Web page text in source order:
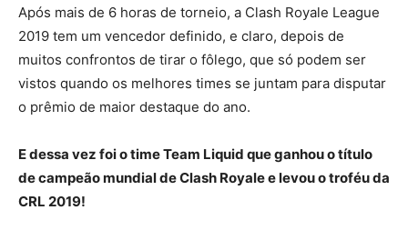
Após mais de 6 horas de torneio, a Clash Royale League
2019 tem um vencedor definido, e claro, depois de
muitos confrontos de tirar o fôlego, que só podem ser
vistos quando os melhores times se juntam para disputar
o prêmio de maior destaque do ano.
E dessa vez foi o time Team Liquid que ganhou o título
de campeão mundial de Clash Royale e levou o troféu da
CRL 2019!